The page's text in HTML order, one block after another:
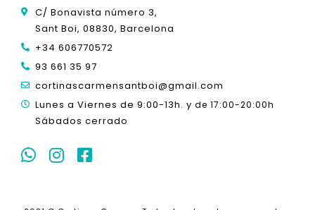
C/ Bonavista número 3,
Sant Boi, 08830, Barcelona
+34 606770572
93 661 35 97
cortinascarmensantboi@gmail.com
Lunes a Viernes de 9:00-13h. y de 17:00-20:00h
Sábados cerrado